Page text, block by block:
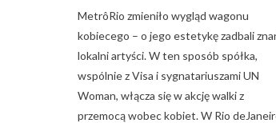
MetrôRio zmieniło wygląd wagonu
kobiecego – o jego estetykę zadbali
lokalni artyści. W ten sposób spółka,
wspólnie z Visa i sygnatariuszami UN
Woman, włącza się w akcję walki z
przemocą wobec kobiet. W Rio